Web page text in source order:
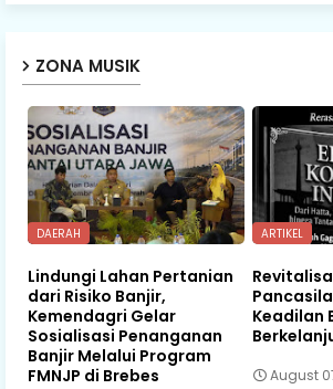
ZONA MUSIK
DAERAH
Lindungi Lahan Pertanian
dari Risiko Banjir,
Kemendagri Gelar
Sosialisasi Penanganan
Banjir Melalui Program
FMNJP di Brebes
ARTIKEL
Keadilan
August